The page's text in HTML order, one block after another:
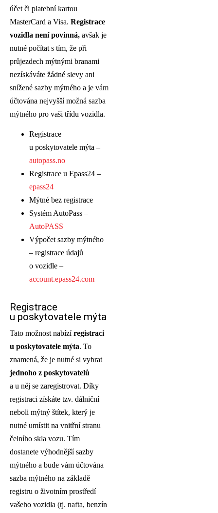
účet či platební kartou
MasterCard a Visa. Registrace
vozidla není povinná, avšak je
nutné počítat s tím, že při
průjezdech mýtnými branami
nezískáváte žádné slevy ani
snížené sazby mýtného a je vám
účtována nejvyšší možná sazba
mýtného pro vaši třídu vozidla.
Registrace
u poskytovatele mýta –
autopass.no
Registrace u Epass24 –
epass24
Mýtné bez registrace
Systém AutoPass –
AutoPASS
Výpočet sazby mýtného
– registrace údajů
o vozidle –
account.epass24.com
Registrace
u poskytovatele mýta
Tato možnost nabízíregistraci
u poskytovatele mýta. To
znamená, že je nutné si vybrat
jednoho z poskytovatelů
a u něj se zaregistrovat. Díky
registraci získáte tzv. dálniční
neboli mýtný štítek, který je
nutné umístit na vnitřní stranu
čelního skla vozu. Tím
dostanete výhodnější sazby
mýtného a bude vám účtována
sazba mýtného na základě
registru o životním prostředí
vašeho vozidla (tj. nafta, benzín